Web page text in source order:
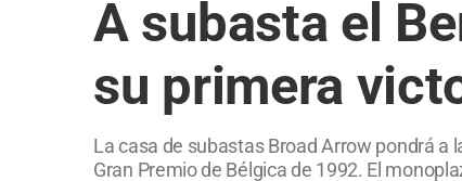
A subasta el
su primera
La casa de subastas Broad Arrow pondrá a
Gran Premio de Bélgica de 1992. El